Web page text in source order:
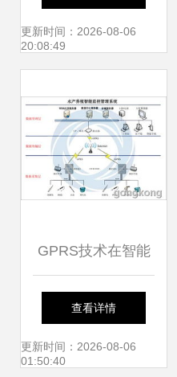
生活体验
更新时间：2026-08-06
20:08:49
GPRS技术在智能
水产养殖水质监控
及其系统集成中的
查看详情
更新时间：2026-08-06
01:50:40